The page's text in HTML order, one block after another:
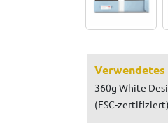
360g White
(FSC-